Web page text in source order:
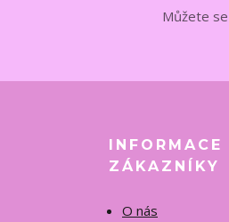
Můžete
INFORMACE
ZÁKAZNÍKY
O nás